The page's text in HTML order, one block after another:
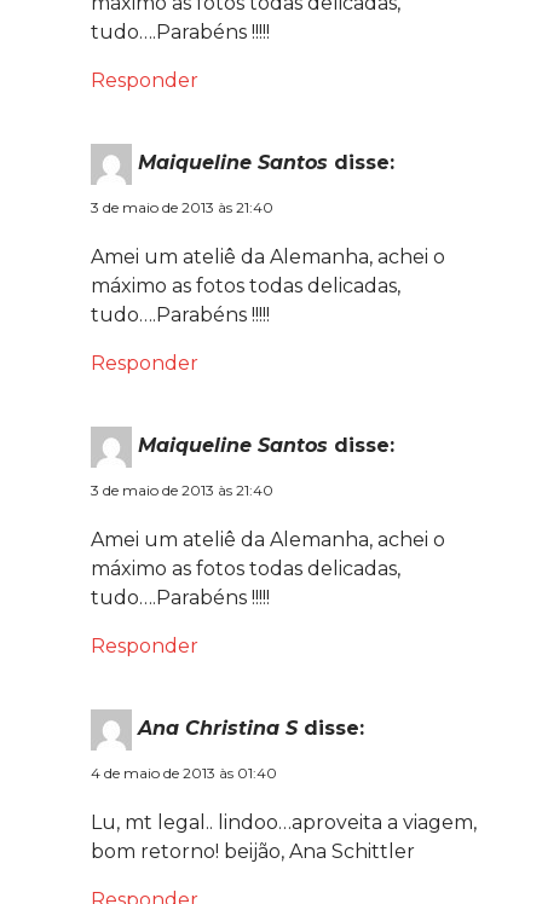
tudo….Parabéns !!!!!
Responder
Maiqueline Santos disse:
3 de maio de 2013 às 21:40
Amei um ateliê da Alemanha, achei o
máximo as fotos todas delicadas,
tudo….Parabéns !!!!!
Responder
Maiqueline Santos disse:
3 de maio de 2013 às 21:40
Amei um ateliê da Alemanha, achei o
máximo as fotos todas delicadas,
tudo….Parabéns !!!!!
Responder
Ana Christina S disse:
4 de maio de 2013 às 01:40
Lu, mt legal.. lindoo…aproveita a viagem,
bom retorno! beijão, Ana Schittler